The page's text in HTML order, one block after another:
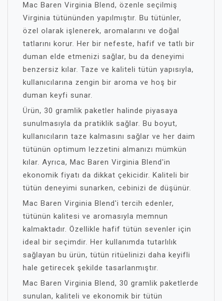
Mac Baren Virginia Blend, özenle seçilmiş
Virginia tütününden yapılmıştır. Bu tütünler,
özel olarak işlenerek, aromalarını ve doğal
tatlarını korur. Her bir nefeste, hafif ve tatlı bir
duman elde etmenizi sağlar, bu da deneyimi
benzersiz kılar. Taze ve kaliteli tütün yapısıyla,
kullanıcılarına zengin bir aroma ve hoş bir
duman keyfi sunar.
Ürün, 30 gramlik paketler halinde piyasaya
sunulmasıyla da pratiklik sağlar. Bu boyut,
kullanıcıların taze kalmasını sağlar ve her daim
tütünün optimum lezzetini almanızı mümkün
kılar. Ayrıca, Mac Baren Virginia Blend'in
ekonomik fiyatı da dikkat çekicidir. Kaliteli bir
tütün deneyimi sunarken, cebinizi de düşünür.
Mac Baren Virginia Blend'i tercih edenler,
tütünün kalitesi ve aromasıyla memnun
kalmaktadır. Özellikle hafif tütün sevenler için
ideal bir seçimdir. Her kullanımda tutarlılık
sağlayan bu ürün, tütün ritüelinizi daha keyifli
hale getirecek şekilde tasarlanmıştır.
Mac Baren Virginia Blend, 30 gramlik paketlerde
sunulan, kaliteli ve ekonomik bir tütün